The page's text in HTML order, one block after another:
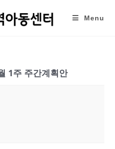
Menu
1주 주간계획안